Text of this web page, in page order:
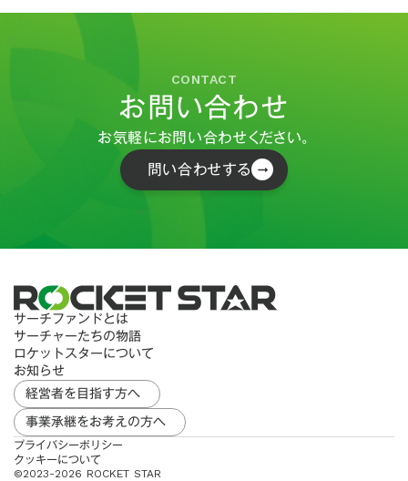
CONTACT
お問い合わせ
お気軽にお問い合わせください。
問い合わせする
サーチファンドとは
サーチャーたちの物語
ロケットスターについて
お知らせ
経営者を目指す方へ
事業承継をお考えの方へ
プライバシーポリシー
クッキーについて
︎©2023-2026 ROCKET STAR